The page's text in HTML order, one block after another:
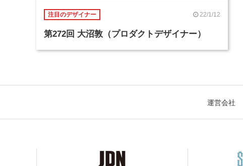
注目のデザイナー 22/1/12
第272回 大沼敦（プロダクトデザイナー）
運営会社